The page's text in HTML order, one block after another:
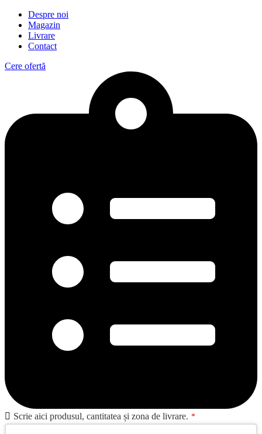
Despre noi
Magazin
Livrare
Contact
Cere ofertă
Scrie aici produsul, cantitatea și zona de livrare. *